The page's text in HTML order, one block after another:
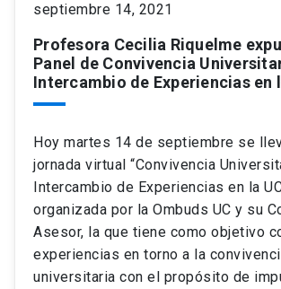
Académicos
Consejo de Facultad
Secretaría Académica
Documentos FCB
Dirección Investigación
Grupos de Investigación
Institutos y Centros
FCB en el Territorio
Redes Internacionales
Estudiantes
Pregrado
Postgrado
Centro de Estudiantes
Publicaciones
Contacto
septiembre 14, 2021
Profesora Cecilia Riquelme
Panel de Convivencia
Intercambio de Experiencias en
Hoy martes 14 de septiembre se
jornada virtual “Convivencia
Intercambio de Experiencias en la
organizada por la Ombuds UC y su
Asesor, la que tiene como objetivo
experiencias en torno a la
universitaria con el propósito de